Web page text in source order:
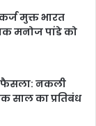
मुक्त भारत
मनोज पांडे को
फैसला: नकली
साल का प्रतिबंध